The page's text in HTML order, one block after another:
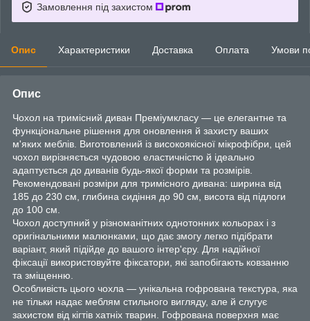
Замовлення під захистом
Опис Характеристики Доставка Оплата Умови
Опис
Чохол на тримісний диван Преміумкласу — це елегантне та
функціональне рішення для оновлення й захисту ваших
м'яких меблів. Виготовлений із високоякісної мікрофібри, цей
чохол вирізняється чудовою еластичністю й ідеально
адаптується до диванів будь-якої форми та розмірів.
Рекомендовані розміри для тримісного дивана: ширина від
185 до 230 см, глибина сидіння до 90 см, висота від підлоги
до 100 см.
Чохол доступний у різноманітних однотонних кольорах і з
оригінальними малюнками, що дає змогу легко підібрати
варіант, який підійде до вашого інтер'єру. Для надійної
фіксації використовуйте фіксатори, які запобігають ковзанню
та зміщенню.
Особливість цього чохла — унікальна гофрована текстура, яка
не тільки надає меблям стильного вигляду, але й слугує
захистом від кігтів хатніх тварин. Гофрована поверхня має